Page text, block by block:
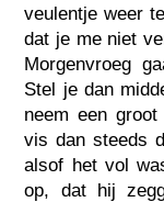
veulentje weer
dat je me niet
Morgenvroeg
Stel je dan
neem een
vis dan steeds
alsof het vol
op, dat hij